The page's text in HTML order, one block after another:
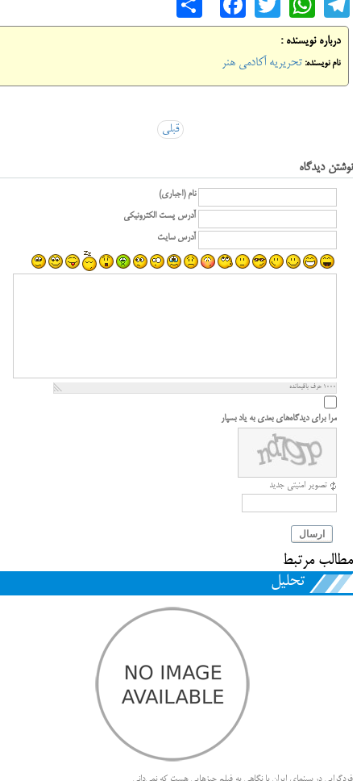
درباره نویسنده :
نام نویسنده: تحریریه آکادمی هنر
قبلی
نوشتن دیدگاه
نام (اجباری)
آدرس پست الکترونیکی
آدرس سایت
1000 حرف باقیمانده
مرا برای دیدگاه‌های بعدی به یاد بسپار
تصویر امنیتی جدید
ارسال
مطالب مرتبط
تحلیل